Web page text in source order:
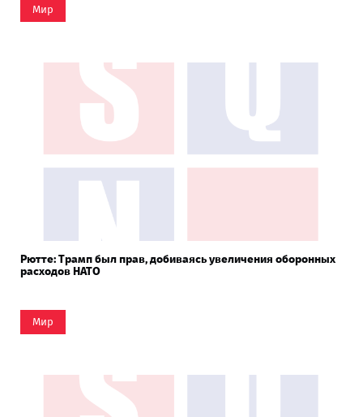
Мир
Рютте: Трамп был прав, добиваясь увеличения оборонных
расходов НАТО
Мир